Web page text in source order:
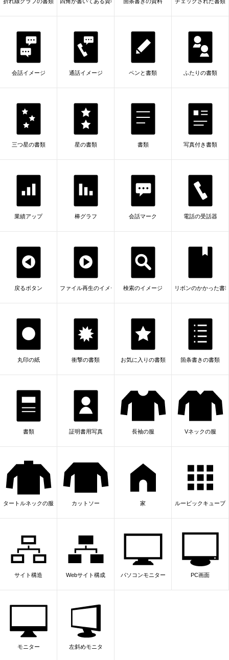
会話イメージ 通話イメージ ペンと書類 ふたりの書類
三つ星の書類 星の書類 書類 写真付き書類
業績アップ 棒グラフ 会話マーク 電話の受話器
戻るボタン ファイル再生のイメージ 検索のイメージ リボンのかかった書
丸印の紙 衝撃の書類 お気に入りの書類 箇条書きの書類
書類 証明書用写真 長袖の服 Vネックの服
タートルネックの服 カットソー 家 ルービックキューブ
サイト構造 Webサイト構成 パソコンモニター PC画面
モニター 左斜めモニタ